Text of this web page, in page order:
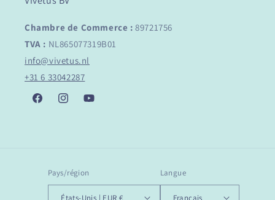
Chambre de Commerce : 89721756
TVA : NL865077319B01
info@vivetus.nl
+31 6 33042287
FacebookInstagramYouTube
Pays/région
États-Unis | EUR €
Langue
Français